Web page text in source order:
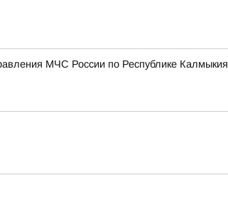
МЧС России по Республике Калмыкия